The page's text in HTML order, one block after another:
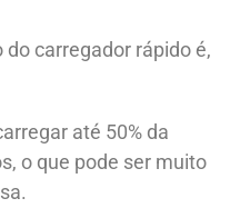
do carregador rápido é,
até 50% da
o que pode ser muito